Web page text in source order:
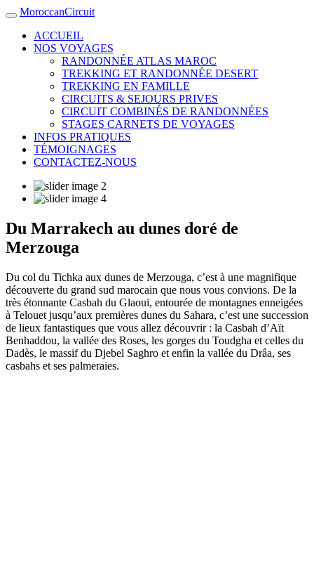
MoroccanCircuit
ACCUEIL
NOS VOYAGES
RANDONNÉE ATLAS MAROC
TREKKING ET RANDONNÉE DESERT
TREKKING EN FAMILLE
CIRCUITS & SEJOURS PRIVES
CIRCUIT COMBINÉS DE RANDONNÉES
STAGES CARNETS DE VOYAGES
INFOS PRATIQUES
TÉMOIGNAGES
CONTACTEZ-NOUS
Du Marrakech au dunes doré de
Merzouga
Du col du Tichka aux dunes de Merzouga, c’est à une magnifique
découverte du grand sud marocain que nous vous convions. De la
très étonnante Casbah du Glaoui, entourée de montagnes enneigées
à Telouet jusqu’aux premières dunes du Sahara, c’est une succession
de lieux fantastiques que vous allez découvrir : la Casbah d’Aït
Benhaddou, la vallée des Roses, les gorges du Toudgha et celles du
Dadès, le massif du Djebel Saghro et enfin la vallée du Drâa, ses
casbahs et ses palmeraies.